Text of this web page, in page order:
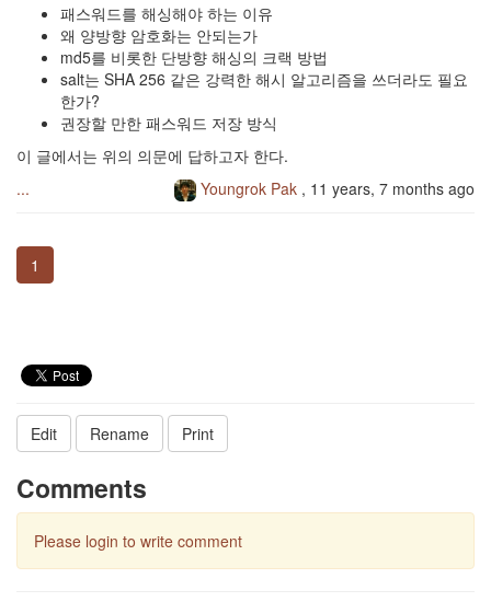
패스워드를 해싱해야 하는 이유
왜 양방향 암호화는 안되는가
md5를 비롯한 단방향 해싱의 크랙 방법
salt는 SHA 256 같은 강력한 해시 알고리즘을 쓰더라도 필요
한가?
권장할 만한 패스워드 저장 방식
이 글에서는 위의 의문에 답하고자 한다.
...
Youngrok Pak , 11 years, 7 months ago
1
Edit Rename Print
Comments
Please login to write comment